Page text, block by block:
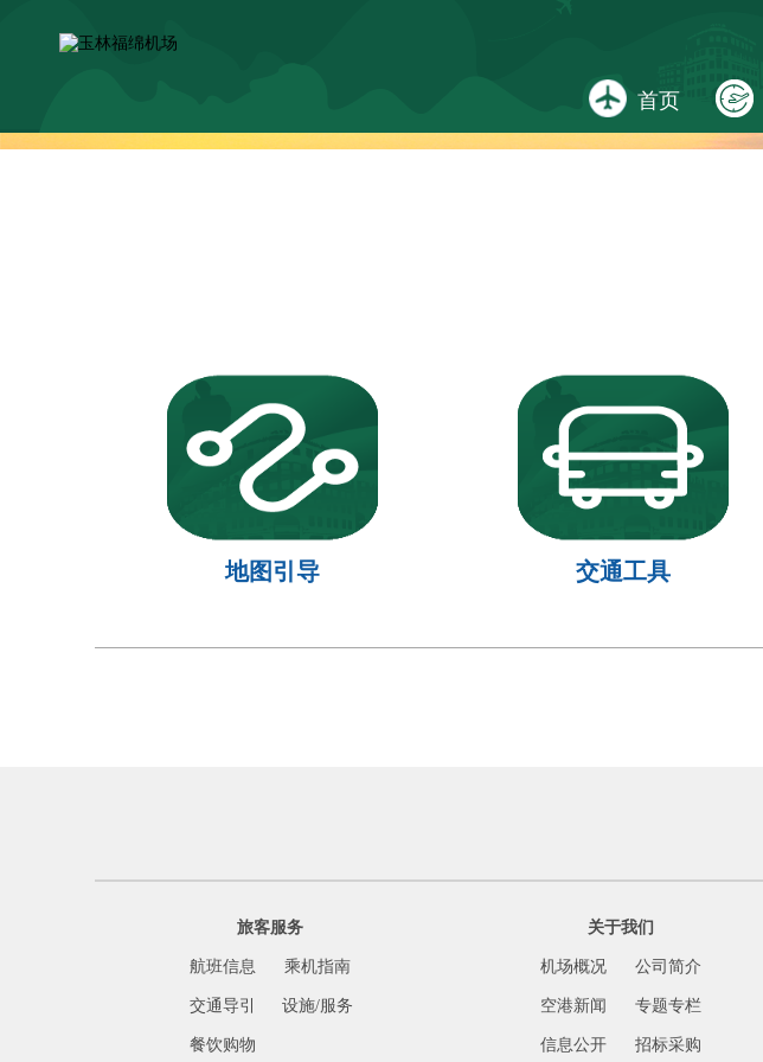
首页
地图引导 交通工具
旅客服务
航班信息
交通导引
餐饮购物
乘机指南
设施/服务
关于我们
机场概况
空港新闻
信息公开
公司简介
专题专栏
招标采购